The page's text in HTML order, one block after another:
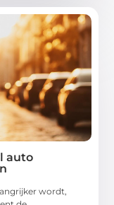
auto
wordt,